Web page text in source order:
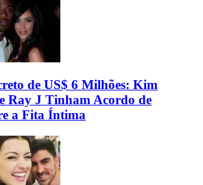
de US$ 6 Milhões: Kim
Ray J Tinham Acordo de
a Fita Íntima